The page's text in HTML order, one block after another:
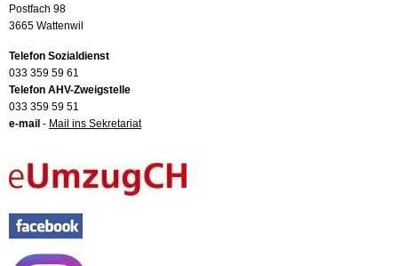
Postfach 98
3665 Wattenwil
Telefon Sozialdienst
033 359 59 61
Telefon AHV-Zweigstelle
033 359 59 51
e-mail - Mail ins Sekretariat